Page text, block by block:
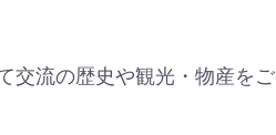
交流の歴史や観光・物産をご